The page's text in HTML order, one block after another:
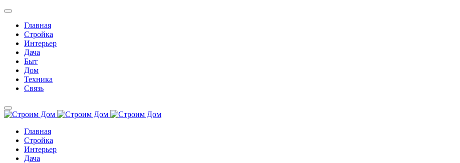
Главная
Стройка
Интерьер
Дача
Быт
Дом
Техника
Связь
Главная
Стройка
Интерьер
Дача